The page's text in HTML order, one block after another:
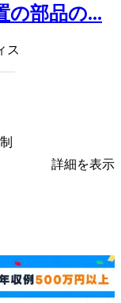
の部品の...
ス
詳細を表示